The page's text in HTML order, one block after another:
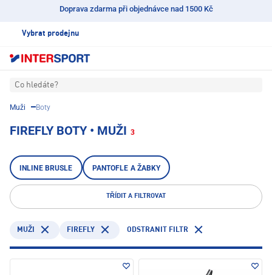
Doprava zdarma při objednávce nad 1500 Kč
Vybrat prodejnu
Co hledáte?
Muži Boty
FIREFLY BOTY • MUŽI 3
INLINE BRUSLE PANTOFLE A ŽABKY
TŘÍDIT A FILTROVAT
MUŽI FIREFLY ODSTRANIT FILTR